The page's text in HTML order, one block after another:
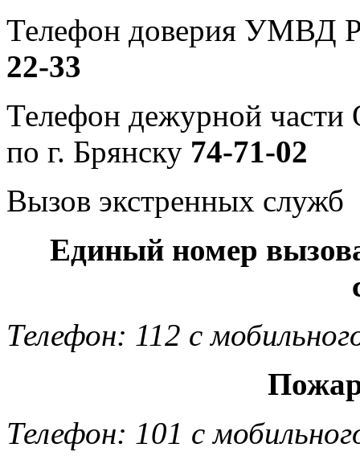
Телефон доверия УМВД
22-33
Телефон дежурной
по г. Брянску 74-71-02
Вызов экстренных служб
Единый номер
Телефон: 112 с
Телефон: 101 с